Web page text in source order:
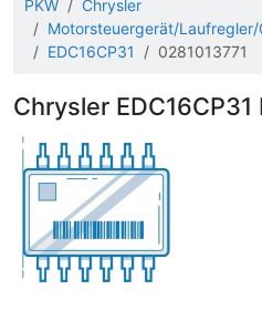
PKW
Chrysler
Motorsteuergerät/
EDC16CP31
0281013771
Chrysler